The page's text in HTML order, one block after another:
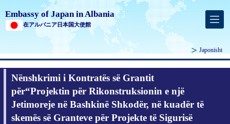
Embassy of Japan in Albania
在アルバニア日本国大使館
Japonisht
Nënshkrimi i Kontratës së Grantit
për“Projektin për Rikonstruksionin e një
Jetimoreje në Bashkinë Shkodër, në kuadër të
skemës së Granteve për Projekte të Sigurisë